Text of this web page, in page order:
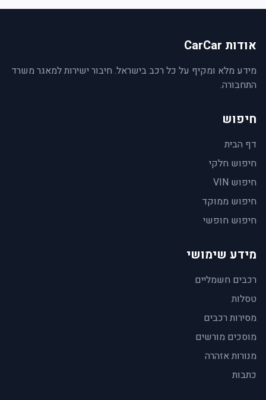
אודות CarCar
מידע מלא ומקיף על כל רכב בישראל. חיבור ישירות למאגר משרד
התחבורה.
חיפוש
דף הבית
חיפוש חלקי
חיפוש VIN
חיפוש ממוקד
חיפוש חופשי
מידע שימושי
רכבים חשמליים
טסלות
מסירות רכבים
מוסכים מורשים
מנורות אזהרה
כתבות